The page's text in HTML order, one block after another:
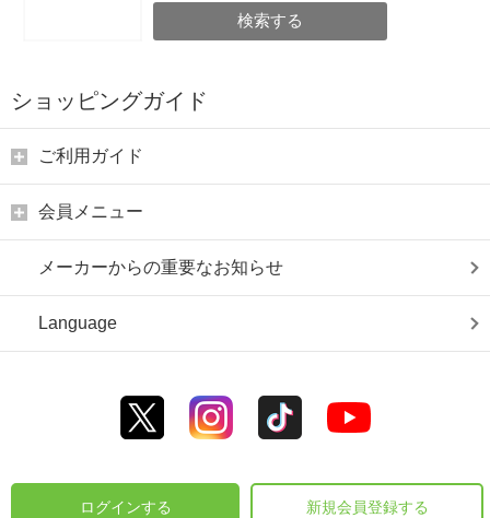
検索する
ショッピングガイド
ご利用ガイド
会員メニュー
メーカーからの重要なお知らせ
Language
ログインする 新規会員登録する